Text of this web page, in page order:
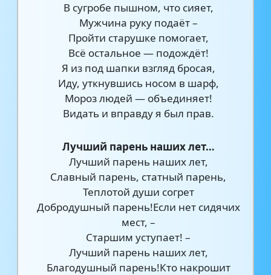
В сугробе пышном, что сияет,
Мужчина руку подаёт –
Пройти старушке помогает,
Всё остальное — подождёт!
Я из под шапки взгляд бросая,
Иду, уткнувшись носом в шарф,
Мороз людей — объединяет!
Видать и вправду я был прав.
Лучший парень наших лет…
Лучший парень наших лет,
Славный парень, статный парень,
Теплотой души согрет
Добродушный парень!Если нет сидячих
мест, –
Старшим уступает! –
Лучший парень наших лет,
Благодушный парень!Кто накрошит